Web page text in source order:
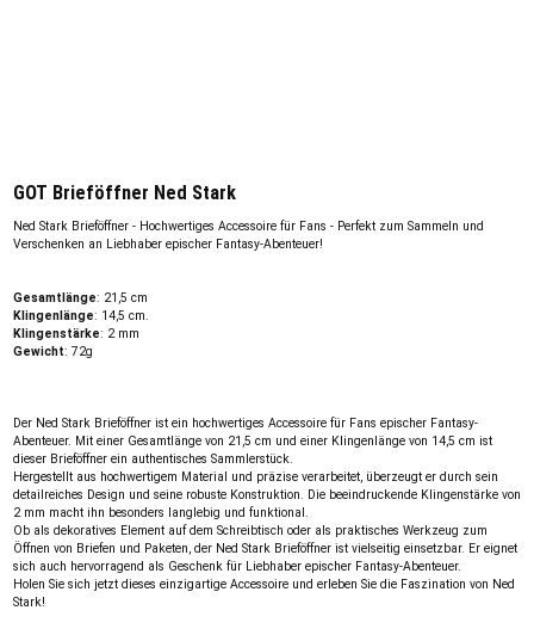
GOT Brieföffner Ned Stark
Ned Stark Brieföffner - Hochwertiges Accessoire für Fans - Perfekt zum Sammeln und
Verschenken an Liebhaber epischer Fantasy-Abenteuer!
Gesamtlänge: 21,5 cm
Klingenlänge: 14,5 cm.
Klingenstärke: 2 mm
Gewicht: 72g
Der Ned Stark Brieföffner ist ein hochwertiges Accessoire für Fans epischer Fantasy-
Abenteuer. Mit einer Gesamtlänge von 21,5 cm und einer Klingenlänge von 14,5 cm ist
dieser Brieföffner ein authentisches Sammlerstück.
Hergestellt aus hochwertigem Material und präzise verarbeitet, überzeugt er durch sein
detailreiches Design und seine robuste Konstruktion. Die beeindruckende Klingenstärke von
2 mm macht ihn besonders langlebig und funktional.
Ob als dekoratives Element auf dem Schreibtisch oder als praktisches Werkzeug zum
Öffnen von Briefen und Paketen, der Ned Stark Brieföffner ist vielseitig einsetzbar. Er eignet
sich auch hervorragend als Geschenk für Liebhaber epischer Fantasy-Abenteuer.
Holen Sie sich jetzt dieses einzigartige Accessoire und erleben Sie die Faszination von Ned
Stark!